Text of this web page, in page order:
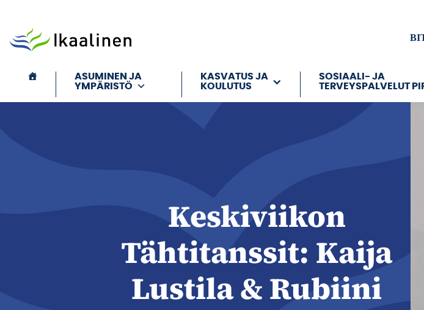
ASUMINEN JA
YMPÄRISTÖ
KASVATUS JA
KOULUTUS
SOSIAALI- JA
TERVEYSPALVELUT
Keskiviikon
Tähtitanssit: Kaija
Lustila & Rubiini